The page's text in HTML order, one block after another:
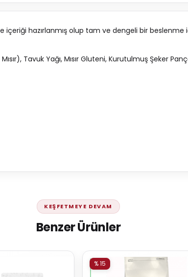
içeriği hazırlanmış olup tam ve dengeli bir
Tavuk Yağı, Mısır Gluteni, Kurutulmuş Şeker
KEŞFETMEYE DEVAM
Benzer Ürünler
% 15